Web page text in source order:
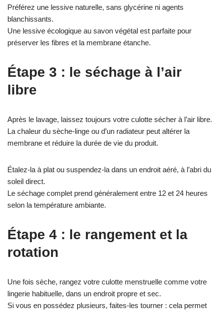
Préférez une lessive naturelle, sans glycérine ni agents
blanchissants.
Une lessive écologique au savon végétal est parfaite pour
préserver les fibres et la membrane étanche.
Étape 3 : le séchage à l’air
libre
Après le lavage, laissez toujours votre culotte sécher à l’air libre.
La chaleur du sèche-linge ou d’un radiateur peut altérer la
membrane et réduire la durée de vie du produit.
Étalez-la à plat ou suspendez-la dans un endroit aéré, à l’abri du
soleil direct.
Le séchage complet prend généralement entre 12 et 24 heures
selon la température ambiante.
Étape 4 : le rangement et la
rotation
Une fois sèche, rangez votre culotte menstruelle comme votre
lingerie habituelle, dans un endroit propre et sec.
Si vous en possédez plusieurs, faites-les tourner : cela permet